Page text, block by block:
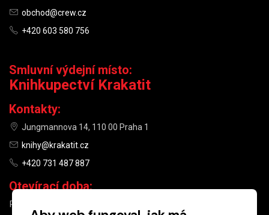
obchod@crew.cz
+420 603 580 756
Smluvní výdejní místo:
Knihkupectví Krakatit
Kontakty:
Jungmannova 14, 110 00 Praha 1
knihy@krakatit.cz
+420 731 487 887
Otevírací doba:
PO–PÁ